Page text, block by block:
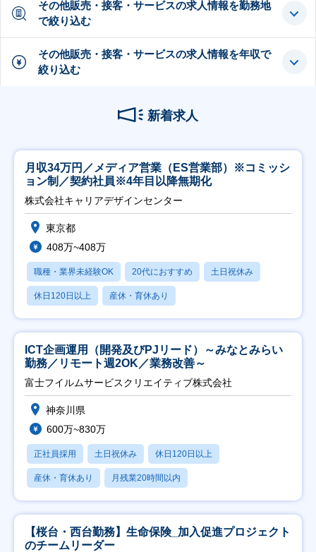
その他販売・接客・サービスの求人情報を勤務地
で絞り込む
その他販売・接客・サービスの求人情報を年収で
絞り込む
新着求人
月収34万円／メディア営業（ES営業部）※コミッシ
ョン制／契約社員※4年目以降無期化
株式会社キャリアデザインセンター
東京都
408万~408万
職種・業界未経験OK 20代におすすめ 土日祝休み
休日120日以上 産休・育休あり
ICT企画運用（開発及びPJリード）～みなとみらい
勤務／リモート週2OK／業務改善～
富士フイルムサービスクリエイティブ株式会社
神奈川県
600万~830万
正社員採用 土日祝休み 休日120日以上
産休・育休あり 月残業20時間以内
【桜台・西台勤務】生命保険_加入促進プロジェクト
のチームリーダー